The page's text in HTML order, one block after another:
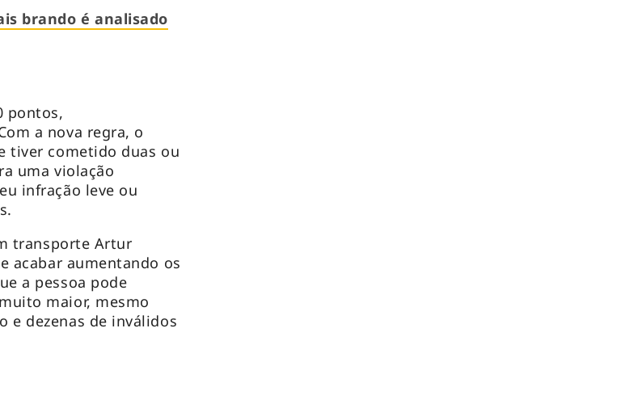
brando é analisado
pontos,
a nova regra, o
tiver cometido duas ou
uma violação
infração leve ou
transporte Artur
acabar aumentando os
a pessoa pode
maior, mesmo
e dezenas de inválidos